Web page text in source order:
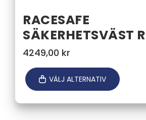
RACESAFE
SÄKERHETSVÄST
4249,00 kr
VÄLJ ALTERNATIV